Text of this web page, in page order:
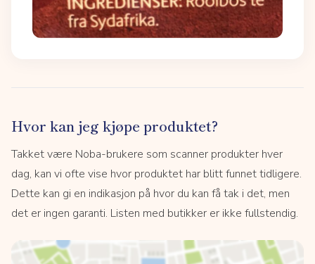
Hvor kan jeg kjøpe produktet?
Takket være Noba-brukere som scanner produkter hver
dag, kan vi ofte vise hvor produktet har blitt funnet tidligere.
Dette kan gi en indikasjon på hvor du kan få tak i det, men
det er ingen garanti. Listen med butikker er ikke fullstendig.